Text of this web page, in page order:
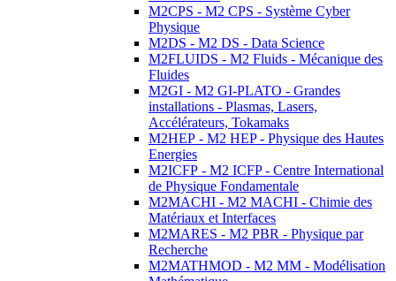
M2CPS - M2 CPS - Système Cyber
Physique
M2DS - M2 DS - Data Science
M2FLUIDS - M2 Fluids - Mécanique des
Fluides
M2GI - M2 GI-PLATO - Grandes
installations - Plasmas, Lasers,
Accélérateurs, Tokamaks
M2HEP - M2 HEP - Physique des Hautes
Energies
M2ICFP - M2 ICFP - Centre International
de Physique Fondamentale
M2MACHI - M2 MACHI - Chimie des
Matériaux et Interfaces
M2MARES - M2 PBR - Physique par
Recherche
M2MATHMOD - M2 MM - Modélisation